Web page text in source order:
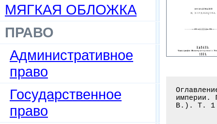
МЯГКАЯ ОБЛОЖКА
ПРАВО
Административное
право
Государственное
право
империи.
В.). Т. 1